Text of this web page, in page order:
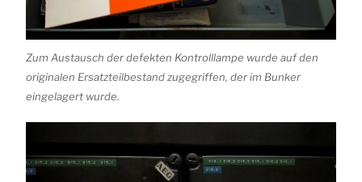
Zum Austausch der defekten Kontrolllampe wurde auf den
originalen Ersatzteilbestand zugegriffen, der im Bunker
eingelagert wurde.